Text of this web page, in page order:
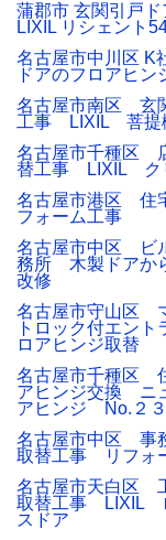
蒲郡市 玄関引戸
LIXIL リシェント
名古屋市中川区 K
ドアのフロアヒン
名古屋市南区 玄
工事 LIXIL 菩提
名古屋市千種区
替工事 LIXIL ク
名古屋市港区 住
フォーム工事
名古屋市中区 ビ
務所 木製ドアか
改修
名古屋市守山区
トロック付エント
ロアヒンジ取替
名古屋市千種区
アヒンジ交換 ニ
アヒンジ No.２
名古屋市中区 事
取替工事 リフォ
名古屋市天白区
取替工事 LIXIL
スドア